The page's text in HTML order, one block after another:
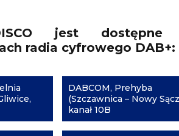
jest
radia cyfrowego DAB+:
DABCOM, Prehyba
(Szczawnica – Nowy
kanał 10B